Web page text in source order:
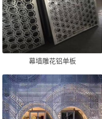
幕墙雕花铝单板